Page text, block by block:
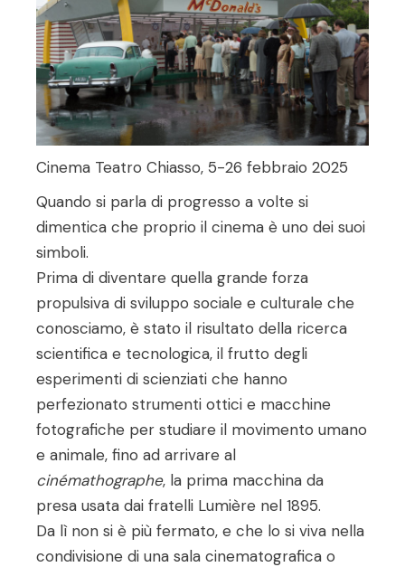
Cinema Teatro Chiasso, 5-26 febbraio 2025
Quando si parla di progresso a volte si
dimentica che proprio il cinema è uno dei suoi
simboli.
Prima di diventare quella grande forza
propulsiva di sviluppo sociale e culturale che
conosciamo, è stato il risultato della ricerca
scientifica e tecnologica, il frutto degli
esperimenti di scienziati che hanno
perfezionato strumenti ottici e macchine
fotografiche per studiare il movimento umano
e animale, fino ad arrivare al
cinémathographe, la prima macchina da
presa usata dai fratelli Lumière nel 1895.
Da lì non si è più fermato, e che lo si viva nella
condivisione di una sala cinematografica o